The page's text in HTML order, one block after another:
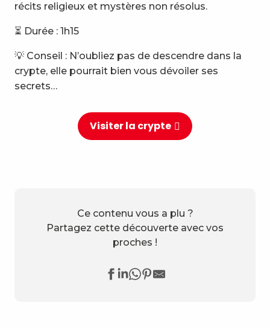
récits religieux et mystères non résolus.
⏳ Durée : 1h15
💡 Conseil : N’oubliez pas de descendre dans la
crypte, elle pourrait bien vous dévoiler ses
secrets…
Visiter la crypte
Ce contenu vous a plu ?
Partagez cette découverte avec vos
proches !